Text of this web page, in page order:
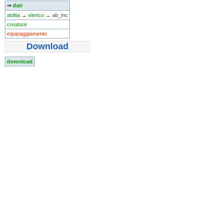
⇒ dati
abilita→ elenco→ ab_inc
creature
equipaggiamento
Download
download